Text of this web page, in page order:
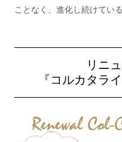
ことなく、進化し続けている
リニ
『コルカタラ